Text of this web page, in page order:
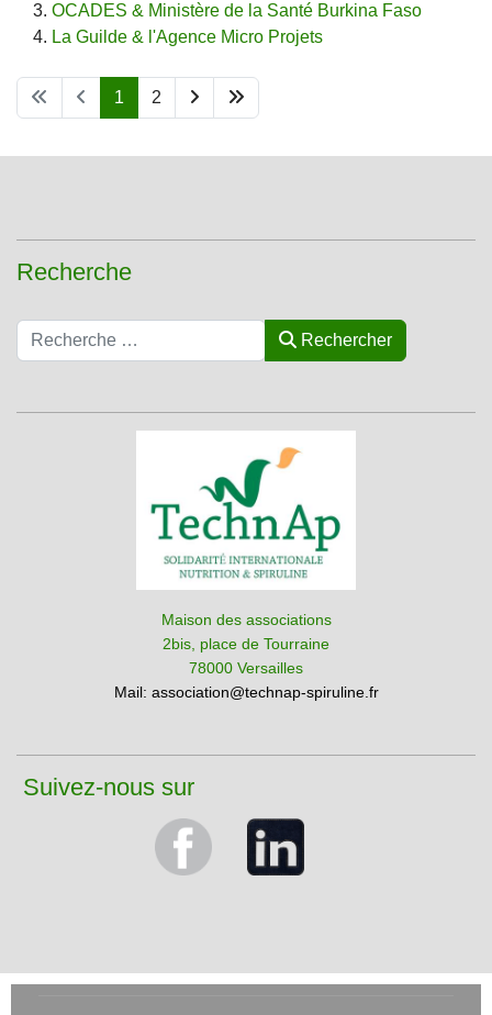
OCADES & Ministère de la Santé Burkina Faso
La Guilde & l'Agence Micro Projets
1 2
Recherche
Rechercher Rechercher
Maison des associations
2bis, place de Tourraine
78000 Versailles
Mail: association@technap-spiruline.fr
Suivez-nous sur